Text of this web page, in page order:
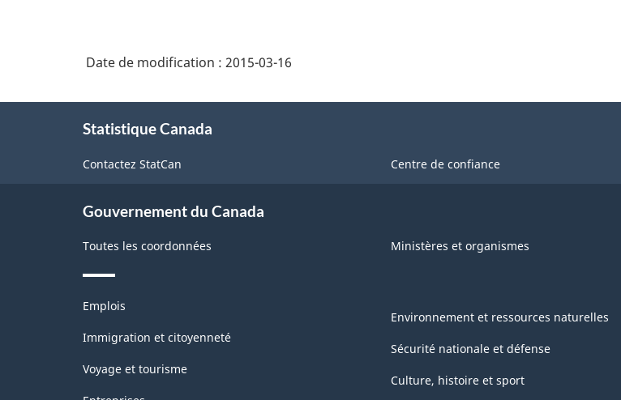
Date de modification : 2015-03-16
Statistique Canada
Contactez StatCan Centre de confiance
Gouvernement du Canada
Toutes les coordonnées Ministères et organismes
Thèmes
sujets
Emplois
Immigration et citoyenneté
Voyage et tourisme
Environnement et ressources naturelles
Sécurité nationale et défense
Culture, histoire et sport